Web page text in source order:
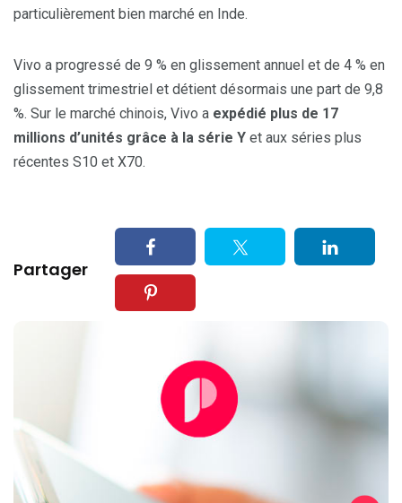
particulièrement bien marché en Inde.
Vivo a progressé de 9 % en glissement annuel et de 4 % en
glissement trimestriel et détient désormais une part de 9,8
%. Sur le marché chinois, Vivo a expédié plus de 17
millions d’unités grâce à la série Y et aux séries plus
récentes S10 et X70.
Partager